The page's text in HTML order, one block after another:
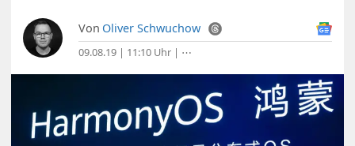
Von Oliver Schwuchow
09.08.19 | 11:10 Uhr | ⋯